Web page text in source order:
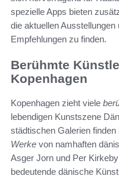
spezielle Apps bieten
die aktuellen Ausstellungen
Empfehlungen zu finden.
Berühmte
Kopenhagen
Kopenhagen zieht viele
lebendigen Kunstszene
städtischen Galerien
Werke von namhaften
Asger Jorn und Per
bedeutende dänische